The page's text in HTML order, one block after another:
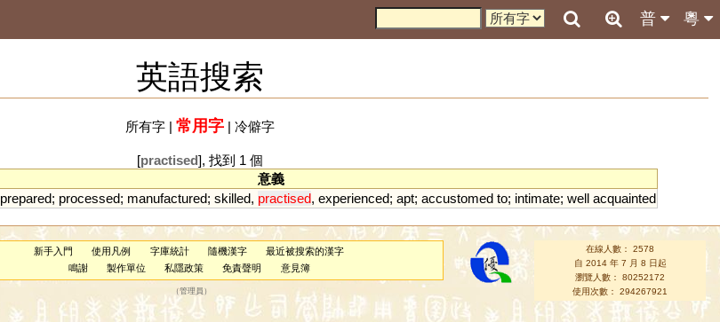
粵
普
英語搜索
所有字| 常用字| 冷僻字
[practised], 找到 1 個
意義
prepared; processed; manufactured; skilled, practised, experienced; apt; accustomed to; intimate; well acquainted
新手入門 使用凡例 字庫統計 隨機漢字
最近被搜索的漢字
鳴謝
製作單位 私隱政策 免責聲明 意見簿
（管理員 ）
在線人數： 2578
自 2014 年 7 月 8 日起
瀏覽人數： 80252172
使用次數： 294267921